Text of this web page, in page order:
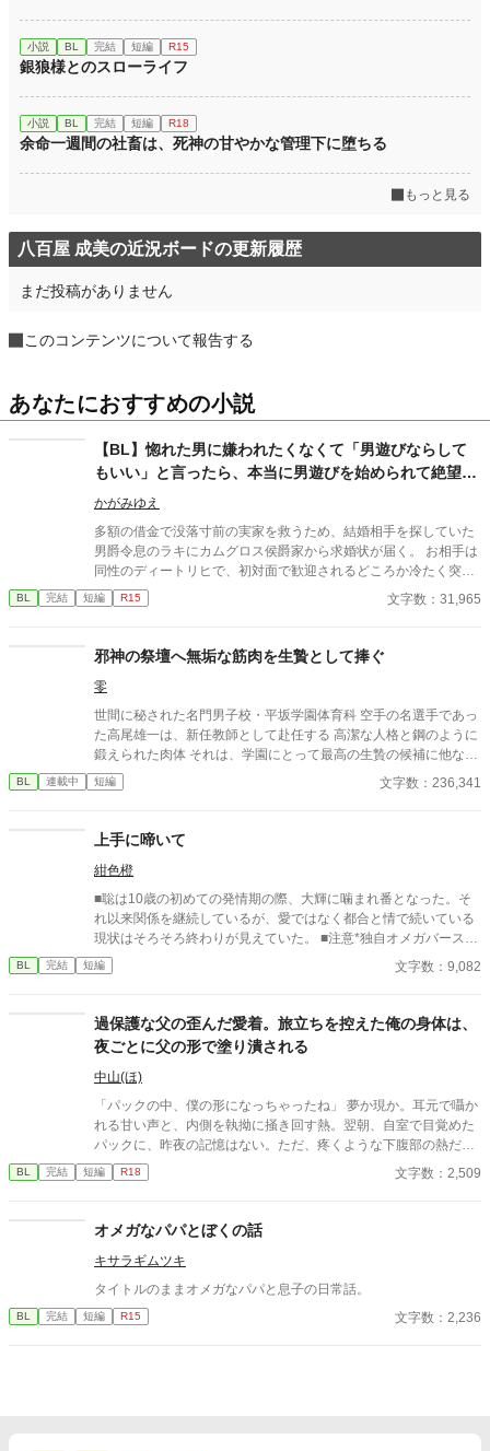
小説 BL 完結 短編 R15
銀狼様とのスローライフ
小説 BL 完結 短編 R18
余命一週間の社畜は、死神の甘やかな管理下に堕ちる
もっと見る
八百屋 成美の近況ボードの更新履歴
まだ投稿がありません
このコンテンツについて報告する
あなたにおすすめの小説
【BL】惚れた男に嫌われたくなくて「男遊びならして
もいい」と言ったら、本当に男遊びを始められて絶望し
ている侯爵令息の話
かがみゆえ
多額の借金で没落寸前の実家を救うため、結婚相手を探していた
男爵令息のラキにカムグロス侯爵家から求婚状が届く。 お相手は
同性のディートリヒで、初対面で歓迎されるどころか冷たく突き
放されてしまう。 『必要最低限関わるな』 『愛人を作るな』
『男遊びならしてもいい』 ディートリヒから実家の借金を完済す
め上手なラキの周りには可愛い令息が集まり、推し活状態に。 一
方、ディートリヒだけが嫉妬で胃を痛める日々。 ラキへの恋心を
BL 完結 短編 R15 文字数：31,965
邪神の祭壇へ無垢な筋肉を生贄として捧ぐ
零
世間に秘された名門男子校・平坂学園体育科 空手の名選手であっ
た高尾雄一は、新任教師として赴任する 高潔な人格と鋼のように
鍛えられた肉体 それは、学園にとって最高の生贄の候補に他なら
なかった 至高の筋肉を持つ、精神を削られ意志をなくした青年を
太古の神に捧げるため、“水”、“風”、“土”の信奉者達が暗躍する 意
校で繰り広げられるダークファンタジー
BL 連載中 短編 文字数：236,341
上手に啼いて
紺色橙
■聡は10歳の初めての発情期の際、大輝に噛まれ番となった。そ
れ以来関係を継続しているが、愛ではなく都合と情で続いている
現状はそろそろ終わりが見えていた。 ■注意*独自オメガバース設
定。■『それは愛か本能か』と同じ世界設定です。関係は一切な
し。
BL 完結 短編 文字数：9,082
過保護な父の歪んだ愛着。旅立ちを控えた俺の身体は、
夜ごとに父の形で塗り潰される
中山(ほ)
「パックの中、僕の形になっちゃったね」 夢か現か。耳元で囁か
れる甘い声と、内側を執拗に掻き回す熱。翌朝、自室で目覚めた
パックに、昨夜の記憶はない。ただ、疼くような下腹部の熱だけ
が残っていた。 相談しようと向かった相手こそが、自分を侵食し
ている張本人だとも知らずに、パックは父の部屋の扉を開く。 こ
BL 完結 短編 R18 文字数：2,509
オメガなパパとぼくの話
キサラギムツキ
タイトルのままオメガなパパと息子の日常話。
BL 完結 短編 R15 文字数：2,236